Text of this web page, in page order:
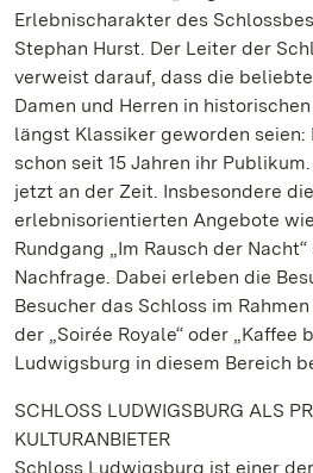
Erlebnischarakter des
Stephan Hurst. Der Leiter der
verweist darauf, dass die
Damen und Herren in
längst Klassiker geworden
schon seit 15 Jahren ihr
jetzt an der Zeit. Insbesondere
erlebnisorientierten Angebote
Rundgang „Im Rausch der
Nachfrage. Dabei erleben die
Besucher das Schloss im
der „Soirée Royale“ oder „Kaffee
Ludwigsburg in diesem Bereich
SCHLOSS LUDWIGSBURG ALS
KULTURANBIETER
Schloss Ludwigsburg ist einer